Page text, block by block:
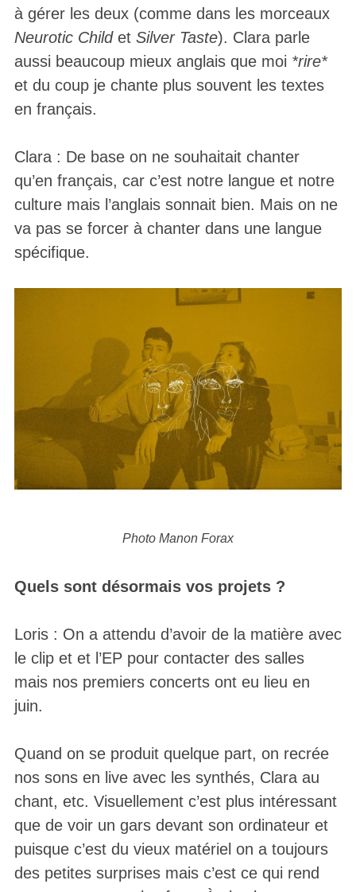
à gérer les deux (comme dans les morceaux
Neurotic Child etSilver Taste). Clara parle
aussi beaucoup mieux anglais que moi *rire*
et du coup je chante plus souvent les textes
en français.
Clara : De base on ne souhaitait chanter
qu’en français, car c’est notre langue et notre
culture mais l’anglais sonnait bien. Mais on ne
va pas se forcer à chanter dans une langue
spécifique.
Photo Manon Forax
Quels sont désormais vos projets ?
Loris : On a attendu d’avoir de la matière avec
le clip et et l’EP pour contacter des salles
mais nos premiers concerts ont eu lieu en
juin.
Quand on se produit quelque part, on recrée
nos sons en live avec les synthés, Clara au
chant, etc. Visuellement c’est plus intéressant
que de voir un gars devant son ordinateur et
puisque c’est du vieux matériel on a toujours
des petites surprises mais c’est ce qui rend